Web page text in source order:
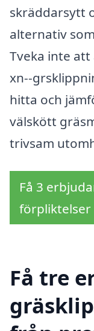
skräddarsytt
alternativ
Tveka inte
xn--
hitta och
välskött
trivsam
Få 3
förpliktelser
Få tre